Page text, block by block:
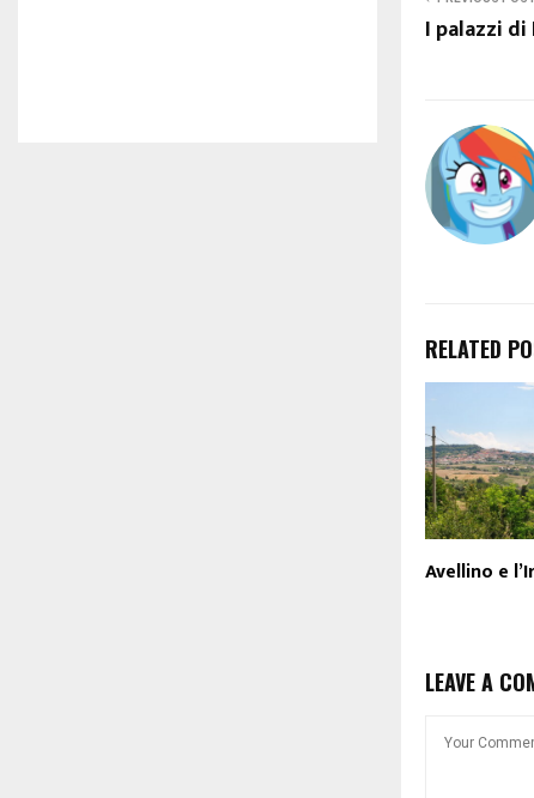
I palazzi di
RELATED
Avellino e
LEAVE A